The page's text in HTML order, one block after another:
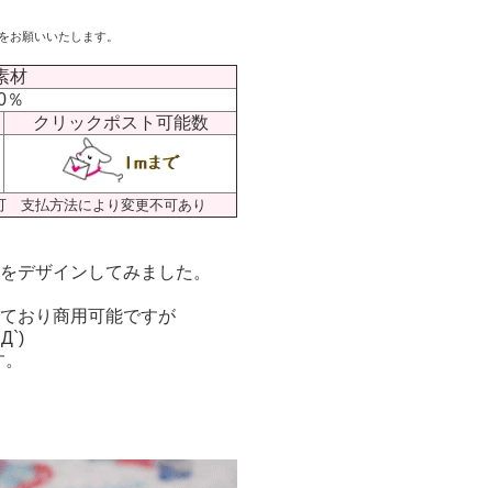
お願いいたします。
材
％
クリックポスト可能数
支払方法により変更不可あり
デザインしてみました。
おり商用可能ですが